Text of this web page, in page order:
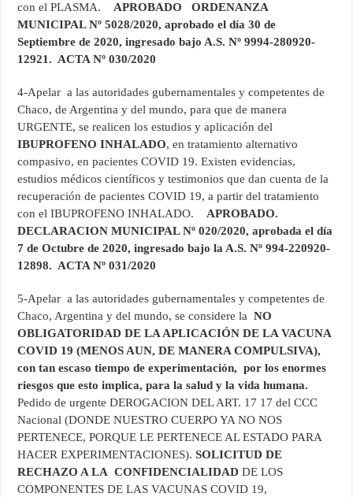
con el PLASMA.APROBADO ORDENANZA
MUNICIPAL Nº 5028/2020, aprobado el día 30 de
Septiembre de 2020, ingresado bajo A.S. Nº 9994-280920-
12921. ACTA Nº 030/2020
4-Apelar a las autoridades gubernamentales y competentes de
Chaco, de Argentina y del mundo, para que de manera
URGENTE, se realicen los estudios y aplicación del
IBUPROFENO INHALADO, en tratamiento alternativo
compasivo, en pacientes COVID 19. Existen evidencias,
estudios médicos científicos y testimonios que dan cuenta de la
recuperación de pacientes COVID 19, a partir del tratamiento
con el IBUPROFENO INHALADO.APROBADO.
DECLARACION MUNICIPAL Nº 020/2020, aprobada el día
7 de Octubre de 2020, ingresado bajo la A.S. Nº 994-220920-
12898. ACTA Nº 031/2020
5-Apelar a las autoridades gubernamentales y competentes de
Chaco, Argentina y del mundo, se considere laNO
OBLIGATORIDAD DE LA APLICACIÓN DE LA VACUNA
COVID 19 (MENOS AUN, DE MANERA COMPULSIVA),
con tan escaso tiempo de experimentación, por los enormes
riesgos que esto implica, para la salud y la vida humana.
Pedido de urgente DEROGACION DEL ART. 17 17 del CCC
Nacional (DONDE NUESTRO CUERPO YA NO NOS
PERTENECE, PORQUE LE PERTENECE AL ESTADO PARA
HACER EXPERIMENTACIONES).SOLICITUD DE
RECHAZO A LA CONFIDENCIALIDADDE LOS
COMPONENTES DE LAS VACUNAS COVID 19,